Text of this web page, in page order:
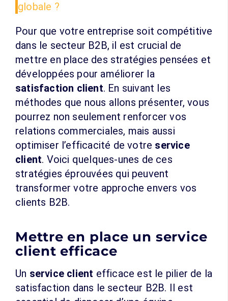
globale ?
Pour que votre entreprise soit compétitive
dans le secteur B2B, il est crucial de
mettre en place des stratégies pensées et
développées pour améliorer la
satisfaction client. En suivant les
méthodes que nous allons présenter, vous
pourrez non seulement renforcer vos
relations commerciales, mais aussi
optimiser l’efficacité de votre service
client. Voici quelques-unes de ces
stratégies éprouvées qui peuvent
transformer votre approche envers vos
clients B2B.
Mettre en place un service
client efficace
Un service client efficace est le pilier de la
satisfaction dans le secteur B2B. Il est